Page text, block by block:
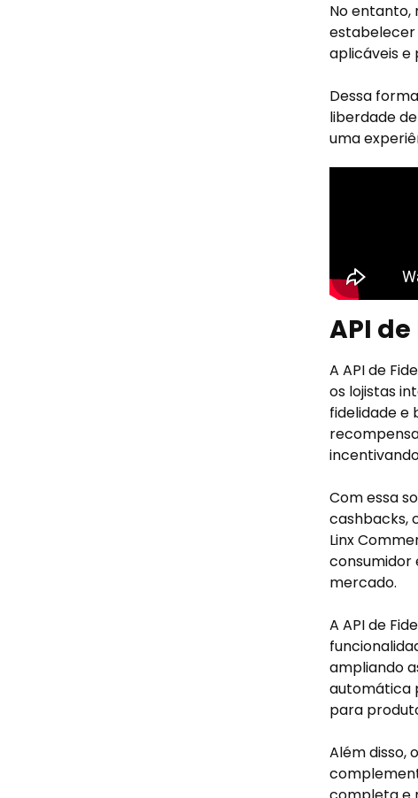
No entanto,
estabelecer
aplicáveis e
Dessa
liberdade
uma
API
A API de
os lojistas
fidelidade e
Com essa
cashbacks,
Linx
consumidor
mercado.
A API de
ampliando
automática
para
Além disso,